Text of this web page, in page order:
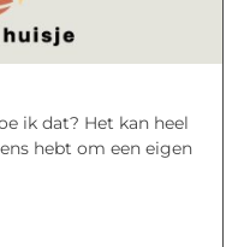
ik dat? Het kan heel
hebt om een eigen